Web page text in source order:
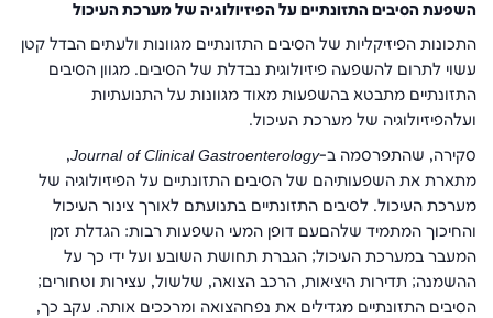
השפעת הסיבים התזונתיים על הפיזיולוגיה של מערכת העיכול
התכונות הפיזיקליות של הסיבים התזונתיים מגוונות ולעתים הבדל קטן
עשוי לתרום להשפעה פיזיולוגית נבדלת של הסיבים. מגוון הסיבים
התזונתיים מתבטא בהשפעות מאוד מגוונות על התנועתיות
ועלהפיזיולוגיה של מערכת העיכול.
סקירה, שהתפרסמה ב-Journal of Clinical Gastroenterology
,
מתארת את השפעותיהם של הסיבים התזונתיים על הפיזיולוגיה של
מערכת העיכול. לסיבים התזונתיים בתנועתם לאורך צינור העיכול
והחיכוך המתמיד שלהםעם דופן המעי השפעות רבות: הגדלת זמן
המעבר במערכת העיכול; הגברת תחושת השובע ועל ידי כך על
ההשמנה; תדירות היציאות, הרכב הצואה, שלשול, עצירות וטחורים;
הסיבים התזונתיים מגדילים את נפחהצואה ומרככים אותה. עקב כך,